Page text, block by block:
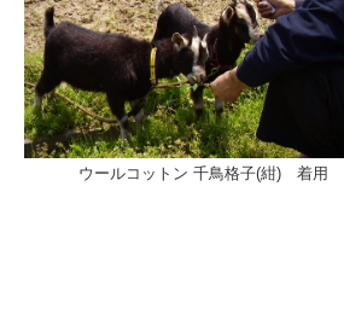
ウールコットン 千鳥格子(紺) 着用